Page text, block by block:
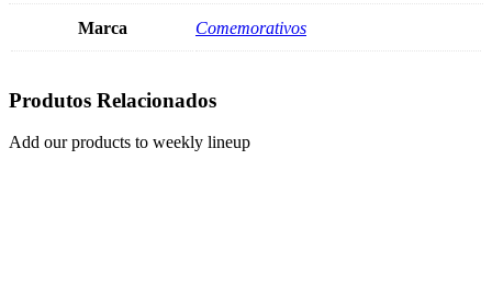
Marca Comemorativos
Produtos Relacionados
Add our products to weekly lineup